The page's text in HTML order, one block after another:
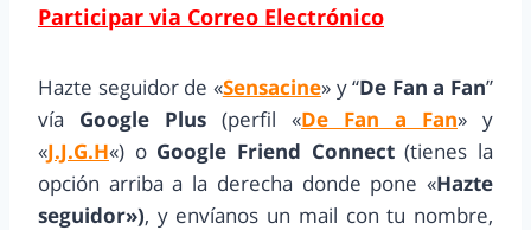
Participar via Correo Electrónico
Hazte seguidor de «Sensacine» y “De Fan a Fan”
vía Google Plus (perfil «De Fan a Fan» y
«J.J.G.H«) o Google Friend Connect(tienes la
opción arriba a la derecha donde pone «Hazte
seguidor»), y envíanos un mail con tu nombre,